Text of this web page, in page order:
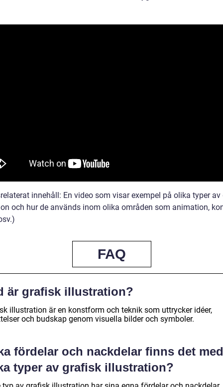
innehåll: En video som visar exempel på olika typer
och hur de används inom olika områden som animation,
FAQ
är grafisk illustration?
illustration är en konstform och teknik som uttrycker idéer,
och budskap genom visuella bilder och symboler.
fördelar och nackdelar finns det med
typer av grafisk illustration?